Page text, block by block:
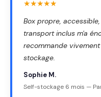
★★★★★
Box propre,
transport inclus m'a
recommande
stockage.
Sophie M.
Self-stockage 6 mois —